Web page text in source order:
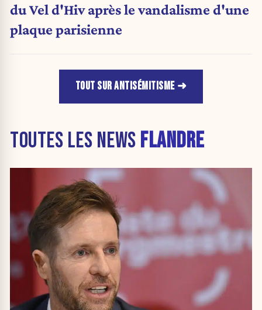
du Vel d'Hiv après le vandalisme d'une
plaque parisienne
TOUT SUR ANTISÉMITISME
TOUTES LES NEWS FLANDRE